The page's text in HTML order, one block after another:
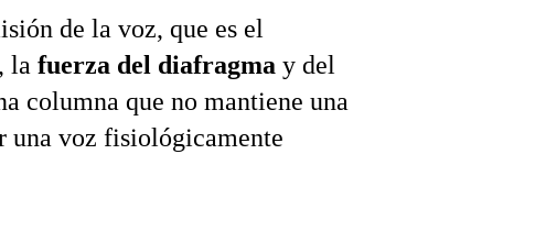
de la voz, que es el
la fuerza del diafragma y del
columna que no mantiene una
una voz fisiológicamente